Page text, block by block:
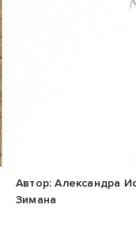
Автор: Александра
Зимана